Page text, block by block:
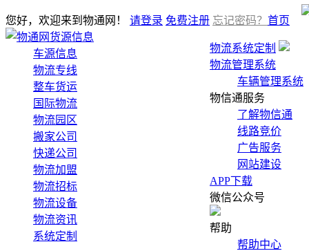
您好，欢迎来到物通网！ 请登录 免费注册 忘记密码？
物流系统定制
物流管理系统
车辆管理系统
物信通服务
了解物信通
线路竞价
广告服务
网站建设
APP下载
微信公众号
帮助
帮助中心
首页
货源信息
车源信息
物流专线
整车货运
国际物流
物流园区
搬家公司
快递公司
物流加盟
物流招标
物流设备
物流资讯
系统定制